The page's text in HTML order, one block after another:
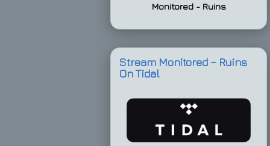
Monitored - Ruins
Stream Monitored – Ruins
On Tidal